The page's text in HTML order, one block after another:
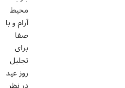
محیط
آرام و با
صفا
برای
تجلیل
روز عید